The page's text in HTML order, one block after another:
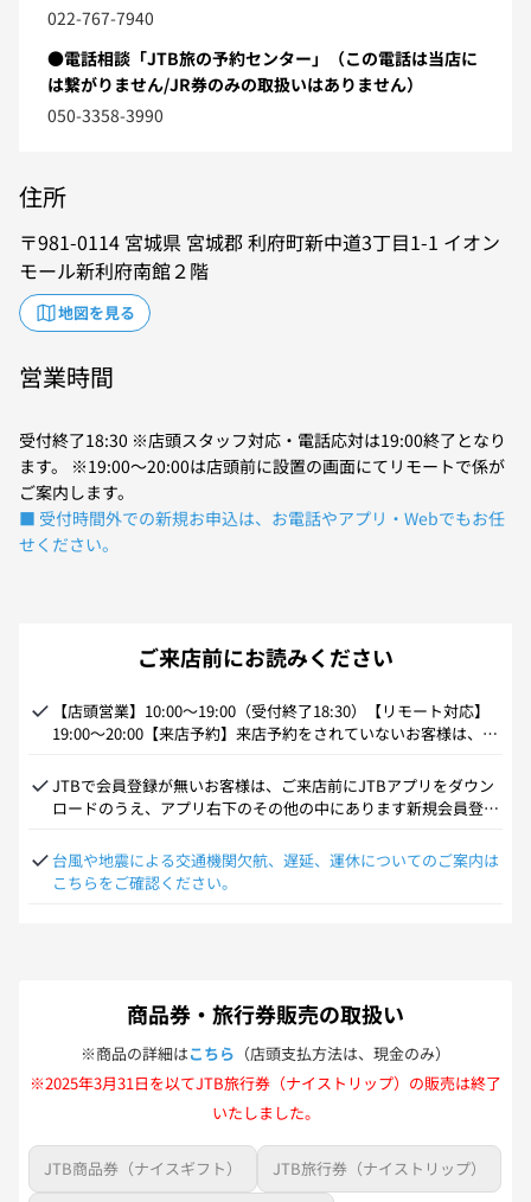
022-767-7940
●電話相談「JTB旅の予約センター」（この電話は当店に
は繋がりません/JR券のみの取扱いはありません）
050-3358-3990
住所
981-0114 宮城県 宮城郡利府町新中道3丁目1-1 イオン
モール新利府南館２階
地図を見る
営業時間
受付終了18:30 ※店頭スタッフ対応・電話応対は19:00終了となり
ます。 ※19:00～20:00は店頭前に設置の画面にてリモートで係が
ご案内します。
■ 受付時間外での新規お申込は、お電話やアプリ・Webでもお任
せください。
ご来店前にお読みください
【店頭営業】10:00～19:00（受付終了18:30）【リモート対応】
19:00～20:00【来店予約】来店予約をされていないお客様は、当
にお呼び出しが出来ない場合がございます。また、状況により当
日受付を早めに締め切る場合がございますので予めご了承下さ
JTBで会員登録が無いお客様は、ご来店前にJTBアプリをダウン
ロードのうえ、アプリ右下のその他の中にあります新規会員登録
す。
台風や地震による交通機関欠航、遅延、運休についてのご案内は
こちらをご確認ください。
商品券・旅行券販売の取扱い
※商品の詳細はこちら （店頭支払方法は、現金のみ）
※2025年3月31日を以てJTB旅行券（ナイストリップ）の販売は終了
いたしました。
JTB商品券（ナイスギフト） JTB旅行券（ナイストリップ）